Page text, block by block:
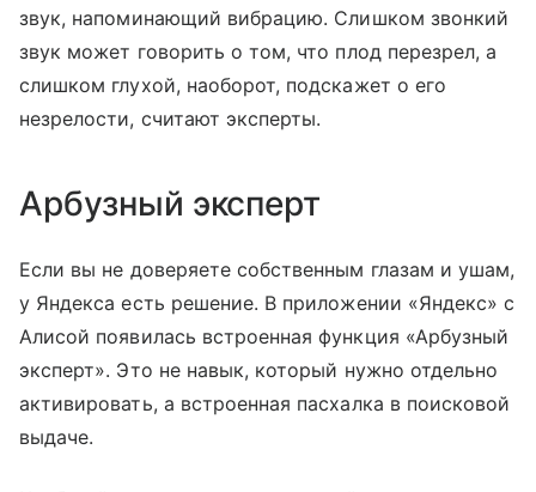
звук, напоминающий вибрацию. Слишком звонкий
звук может говорить о том, что плод перезрел, а
слишком глухой, наоборот, подскажет о его
незрелости, считают эксперты.
Арбузный эксперт
Если вы не доверяете собственным глазам и ушам,
у Яндекса есть решение. В приложении «Яндекс» с
Алисой появилась встроенная функция «Арбузный
эксперт». Это не навык, который нужно отдельно
активировать, а встроенная пасхалка в поисковой
выдаче.